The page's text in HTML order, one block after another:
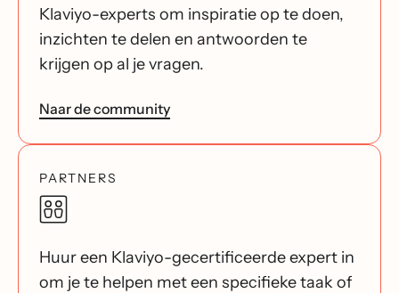
Klaviyo-experts om inspiratie op te doen,
inzichten te delen en antwoorden te
krijgen op al je vragen.
Naar de community
PARTNERS
Huur een Klaviyo-gecertificeerde expert in
om je te helpen met een specifieke taak of